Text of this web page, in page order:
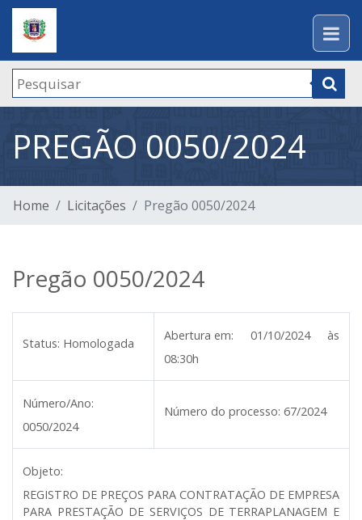
PREGÃO 0050/2024
Home Licitações Pregão 0050/2024
Pregão 0050/2024
Status: Homologada
Abertura em:
01/10/2024 às
08:30h
Número/Ano:
0050/2024
Número do processo: 67/2024
Objeto:
REGISTRO DE PREÇOS PARA CONTRATAÇÃO DE EMPRESA
PARA PRESTAÇÃO DE SERVIÇOS DE TERRAPLANAGEM E